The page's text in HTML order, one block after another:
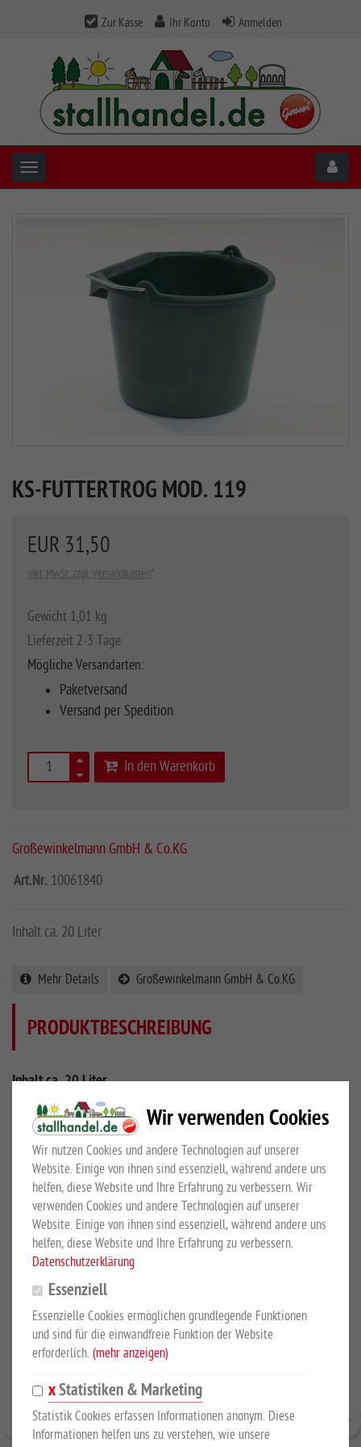
Zur Kasse Ihr Konto Anmelden
Toggle navigation
KS-FUTTERTROG MOD. 119
EUR 31,50
inkl. MwSt. zzgl. Versandkosten*
Gewicht 1,01 kg
Lieferzeit 2-3 Tage
Mögliche Versandarten:
Paketversand
Versand per Spedition
In den Warenkorb
Großewinkelmann GmbH & Co.KG
Art.Nr. 10061840
Inhalt ca. 20 Liter
Mehr Details Großewinkelmann GmbH & Co.KG
PRODUKTBESCHREIBUNG
Inhalt ca. 20 Liter
Mit Sicherheitstragebügel, der komplett umklappt und aus der
Reichweite des Pferdes verschwindet. Kein Verletzen und
Klappern mehr!
KUNDEN KAUFTEN AUCH
Wir verwenden Cookies
Wir nutzen Cookies und andere Technologien auf unserer
Website. Einige von ihnen sind essenziell, während andere uns
helfen, diese Website und Ihre Erfahrung zu verbessern. Wir
verwenden Cookies und andere Technologien auf unserer
Website. Einige von ihnen sind essenziell, während andere uns
helfen, diese Website und Ihre Erfahrung zu verbessern.
Datenschutzerklärung
Essenziell
Essenzielle Cookies ermöglichen grundlegende Funktionen
und sind für die einwandfreie Funktion der Website
erforderlich. (mehr anzeigen)
Statistiken & Marketing
Statistik Cookies erfassen Informationen anonym. Diese
Informationen helfen uns zu verstehen, wie unsere